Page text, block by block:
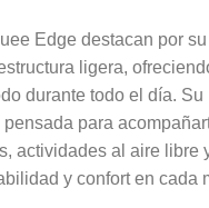
Edge destacan por
ligera,
durante todo el día. Su
para
actividades al aire libre
y confort en cada